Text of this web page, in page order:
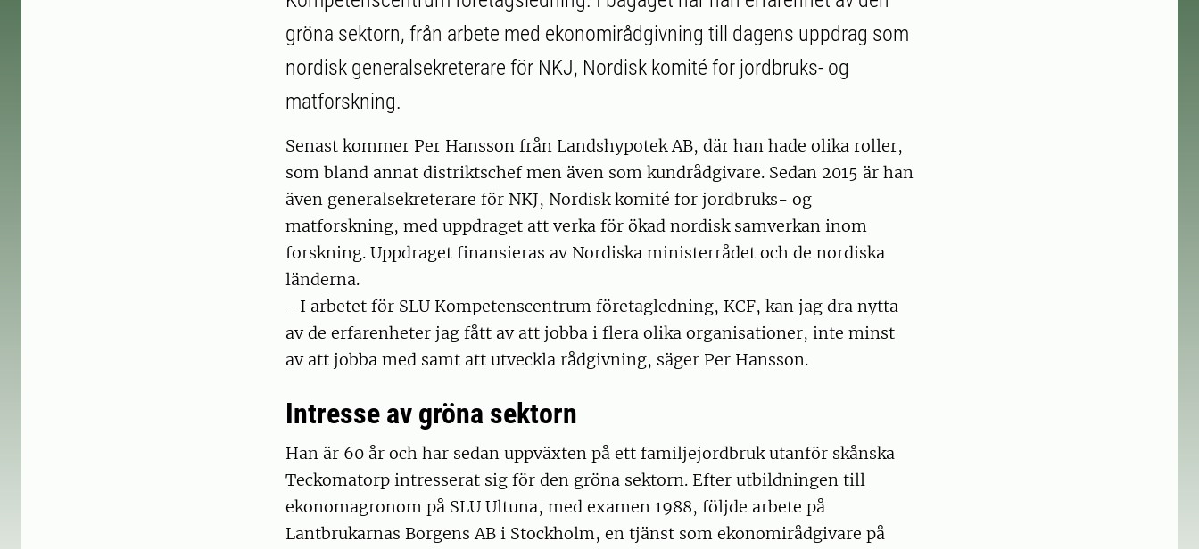
gröna sektorn, från arbete med ekonomirådgivning till dagens uppdrag som
nordisk generalsekreterare för NKJ, Nordisk komité for jordbruks- og
matforskning.
Senast kommer Per Hansson från Landshypotek AB, där han hade olika roller,
som bland annat distriktschef men även som kundrådgivare. Sedan 2015 är han
även generalsekreterare för NKJ, Nordisk komité for jordbruks- og
matforskning, med uppdraget att verka för ökad nordisk samverkan inom
forskning. Uppdraget finansieras av Nordiska ministerrådet och de nordiska
länderna.
- I arbetet för SLU Kompetenscentrum företagledning, KCF, kan jag dra nytta
av de erfarenheter jag fått av att jobba i flera olika organisationer, inte minst
av att jobba med samt att utveckla rådgivning, säger Per Hansson.
Intresse av gröna sektorn
Han är 60 år och har sedan uppväxten på ett familjejordbruk utanför skånska
Teckomatorp intresserat sig för den gröna sektorn. Efter utbildningen till
ekonomagronom på SLU Ultuna, med examen 1988, följde arbete på
Lantbrukarnas Borgens AB i Stockholm, en tjänst som ekonomirådgivare på